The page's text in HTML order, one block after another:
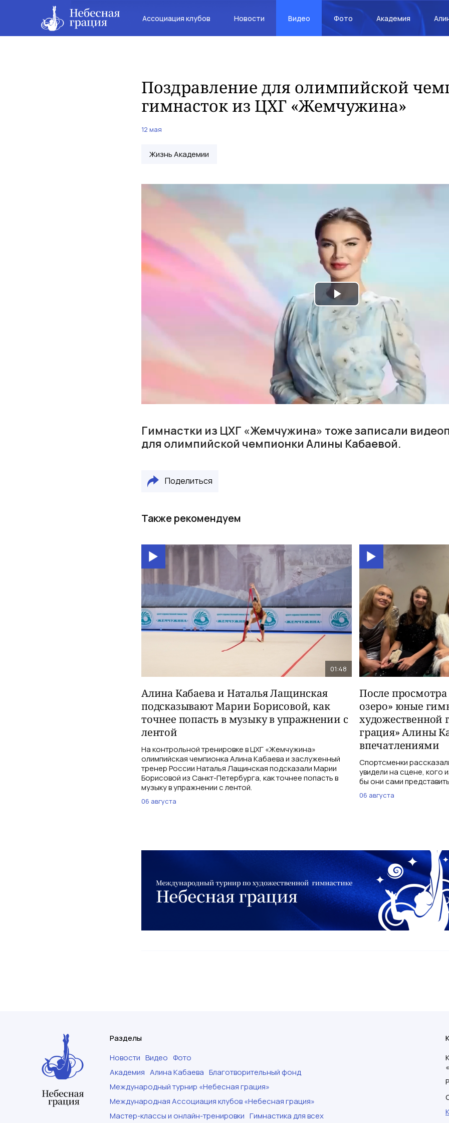
Ассоциация клубов Новости Видео Фото Академия
Поздравление для олимпийской
гимнасток из ЦХГ «Жемчужина»
12 мая
Жизнь Академии
Play
Video
Гимнастки из ЦХГ «Жемчужина» тоже записали
для олимпийской чемпионки Алины Кабаевой.
Поделиться
Также рекомендуем
01:48
Алина Кабаева и Наталья Лащинская
подсказывают Марии Борисовой, как
точнее попасть в музыку в упражнении с
лентой
На контрольной тренировке в ЦХГ «Жемчужина»
олимпийская чемпионка Алина Кабаева и заслуженный
тренер России Наталья Лащинская подсказали Марии
Борисовой из Санкт-Петербурга, как точнее попасть в
музыку в упражнении с лентой.
06 августа
После просмотра
озеро» юные
художественной
грация» Алины
впечатлениями
Спортсменки
увидели на сцене, кого
бы они сами
06 августа
Разделы
Новости Видео Фото
Академия Алина Кабаева Благотворительный фонд
Международный турнир «Небесная грация»
Международная Ассоциация клубов «Небесная грация»
Мастер-классы и онлайн-тренировки Гимнастика для всех